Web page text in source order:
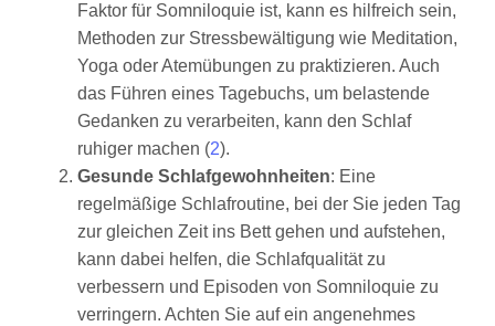
Faktor für Somniloquie ist, kann es hilfreich sein,
Methoden zur Stressbewältigung wie Meditation,
Yoga oder Atemübungen zu praktizieren. Auch
das Führen eines Tagebuchs, um belastende
Gedanken zu verarbeiten, kann den Schlaf
ruhiger machen (2).
Gesunde Schlafgewohnheiten: Eine
regelmäßige Schlafroutine, bei der Sie jeden Tag
zur gleichen Zeit ins Bett gehen und aufstehen,
kann dabei helfen, die Schlafqualität zu
verbessern und Episoden von Somniloquie zu
verringern. Achten Sie auf ein angenehmes